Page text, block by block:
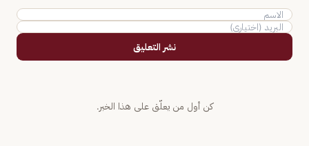
نشر التعليق
كن أول من يعلّق على هذا الخبر.